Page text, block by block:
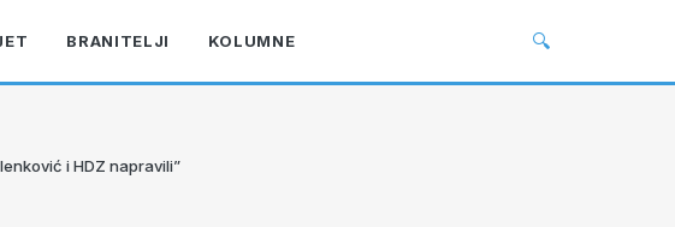
BRANITELJI KOLUMNE 🔍
i HDZ napravili”